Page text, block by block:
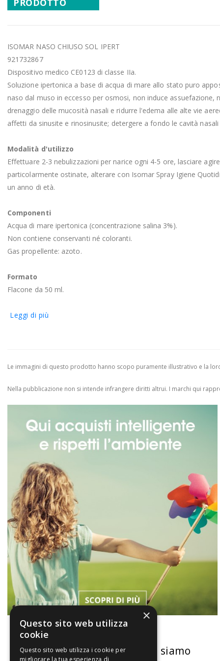
PRODOTTO
ISOMAR NASO CHIUSO SOL IPERT
921732867
Dispositivo medico CE0123 di classe IIa.
Soluzione ipertonica a base di acqua di mare allo stato puro
naso dal muso in eccesso per osmosi, non induce
drenaggio delle mucosità nasali e ridurre l'edema alle alte vie
affetti da sinusite e rinosinusite; detergere a fondo le cavità
Modalità d'utilizzo
Effettuare 2-3 nebulizzazioni per narice ogni 4-5 ore, lasciare
particolarmente ostinate, alterare con Isomar Spray Igiene
un anno di età.
Componenti
Acqua di mare ipertonica (concentrazione salina 3%).
Non contiene conservanti né coloranti.
Gas propellente: azoto.
Formato
Flacone da 50 ml.
Leggi di più
Le immagini di questo prodotto hanno scopo puramente illustrativo e la
Nella pubblicazione non si intende infrangere diritti altrui. I marchi qui
La nostra convenienza Chi siamo
×
Questo sito web utilizza
cookie
Questo sito web utilizza i cookie per
migliorare la tua esperienza di